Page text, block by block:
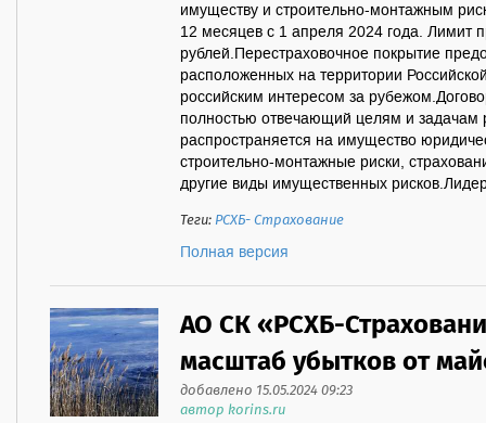
имуществу и строительно-монтажным
12 месяцев с 1 апреля 2024 года. Лимит
рублей.Перестраховочное покрытие
расположенных на территории
российским интересом за
полностью отвечающий целям и задачам
распространяется на имущество
строительно-монтажные риски,
другие виды имущественных
Теги:РСХБ- Страхование
Полная версия
АО СК «РСХБ-
масштаб убытков от
добавлено 15.05.2024 09:23
автор korins.ru